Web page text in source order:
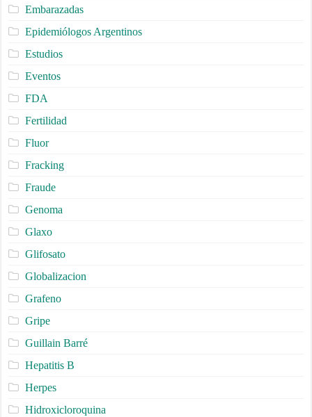
Embarazadas
Epidemiólogos Argentinos
Estudios
Eventos
FDA
Fertilidad
Fluor
Fracking
Fraude
Genoma
Glaxo
Glifosato
Globalizacion
Grafeno
Gripe
Guillain Barré
Hepatitis B
Herpes
Hidroxicloroquina